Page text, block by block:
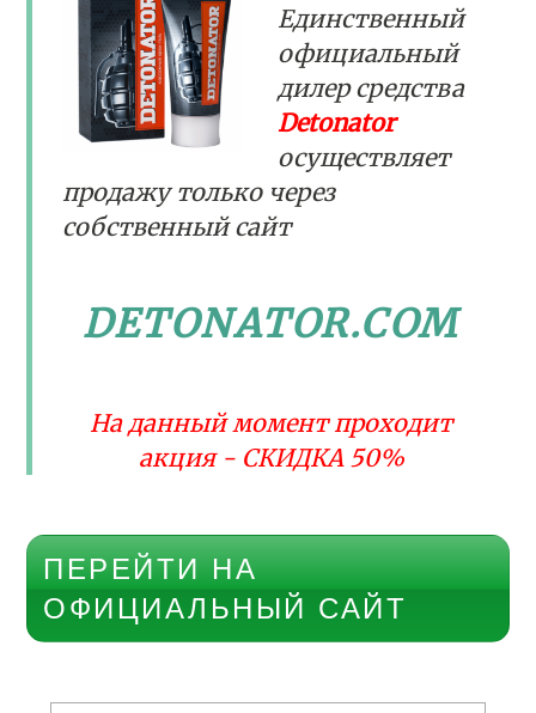
Единственный
официальный
дилер средства
Detonator
осуществляет
продажу только через
собственный сайт
DETONATOR.COM
На данный момент проходит
акция - СКИДКА 50%
ПЕРЕЙТИ НА
ОФИЦИАЛЬНЫЙ САЙТ